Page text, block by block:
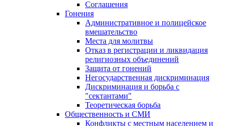
Соглашения
Гонения
Административное и полицейское
вмешательство
Места для молитвы
Отказ в регистрации и ликвидация
религиозных объединений
Защита от гонений
Негосударственная дискриминация
Дискриминация и борьба с
"сектантами"
Теоретическая борьба
Общественность и СМИ
Конфликты с местным населением и